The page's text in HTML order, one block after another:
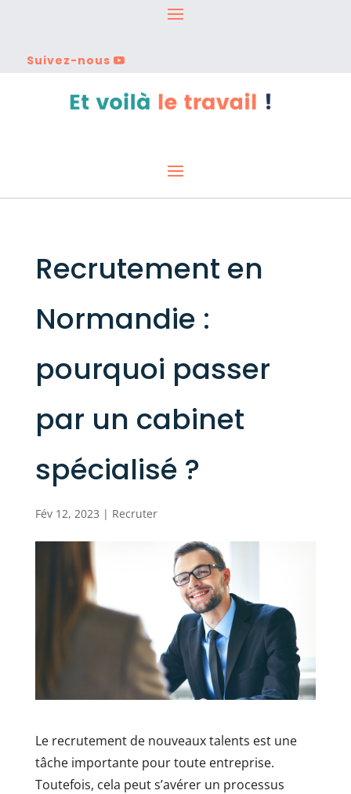
Suivez-nous
Recrutement en
Normandie :
pourquoi passer
par un cabinet
spécialisé ?
Fév 12, 2023 | Recruter
Le recrutement de nouveaux talents est une
tâche importante pour toute entreprise.
Toutefois, cela peut s’avérer un processus